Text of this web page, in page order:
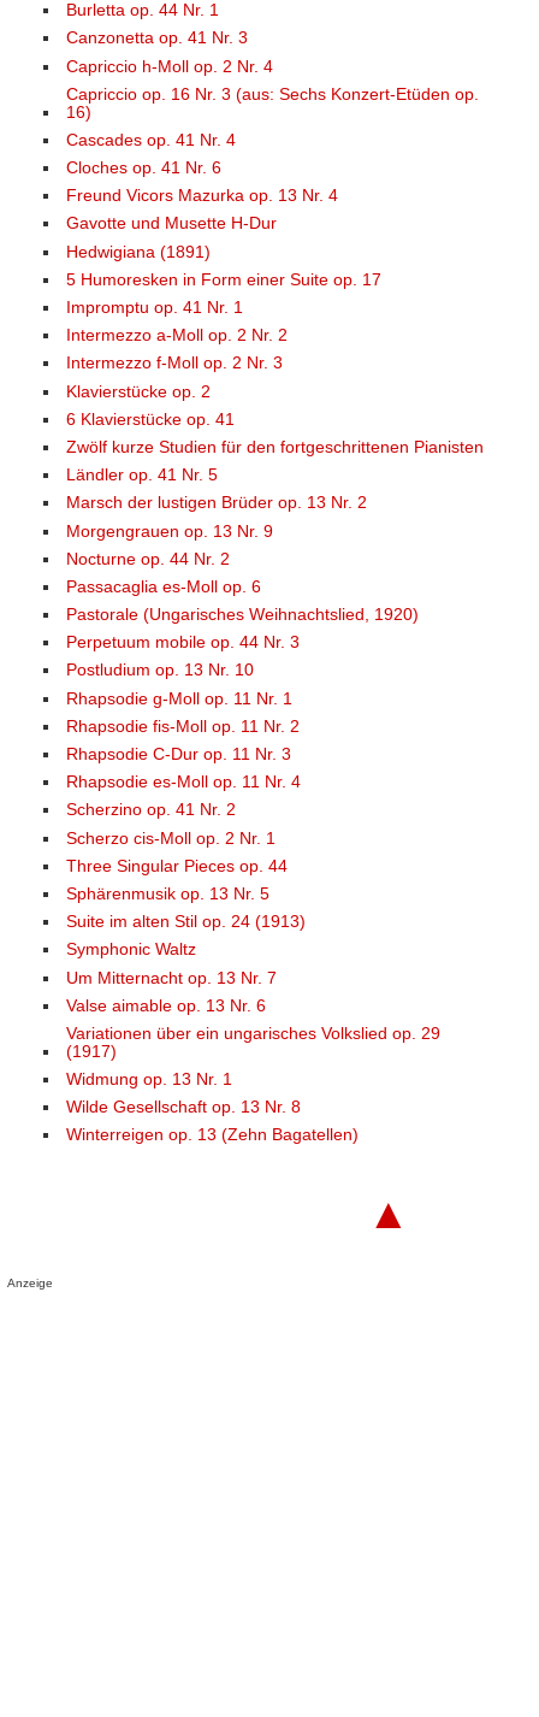
Burletta op. 44 Nr. 1
Canzonetta op. 41 Nr. 3
Capriccio h-Moll op. 2 Nr. 4
Capriccio op. 16 Nr. 3 (aus: Sechs Konzert-Etüden op.
16)
Cascades op. 41 Nr. 4
Cloches op. 41 Nr. 6
Freund Vicors Mazurka op. 13 Nr. 4
Gavotte und Musette H-Dur
Hedwigiana (1891)
5 Humoresken in Form einer Suite op. 17
Impromptu op. 41 Nr. 1
Intermezzo a-Moll op. 2 Nr. 2
Intermezzo f-Moll op. 2 Nr. 3
Klavierstücke op. 2
6 Klavierstücke op. 41
Zwölf kurze Studien für den fortgeschrittenen Pianisten
Ländler op. 41 Nr. 5
Marsch der lustigen Brüder op. 13 Nr. 2
Morgengrauen op. 13 Nr. 9
Nocturne op. 44 Nr. 2
Passacaglia es-Moll op. 6
Pastorale (Ungarisches Weihnachtslied, 1920)
Perpetuum mobile op. 44 Nr. 3
Postludium op. 13 Nr. 10
Rhapsodie g-Moll op. 11 Nr. 1
Rhapsodie fis-Moll op. 11 Nr. 2
Rhapsodie C-Dur op. 11 Nr. 3
Rhapsodie es-Moll op. 11 Nr. 4
Scherzino op. 41 Nr. 2
Scherzo cis-Moll op. 2 Nr. 1
Three Singular Pieces op. 44
Sphärenmusik op. 13 Nr. 5
Suite im alten Stil op. 24 (1913)
Symphonic Waltz
Um Mitternacht op. 13 Nr. 7
Valse aimable op. 13 Nr. 6
Variationen über ein ungarisches Volkslied op. 29
(1917)
Widmung op. 13 Nr. 1
Wilde Gesellschaft op. 13 Nr. 8
Winterreigen op. 13 (Zehn Bagatellen)
▲
Anzeige